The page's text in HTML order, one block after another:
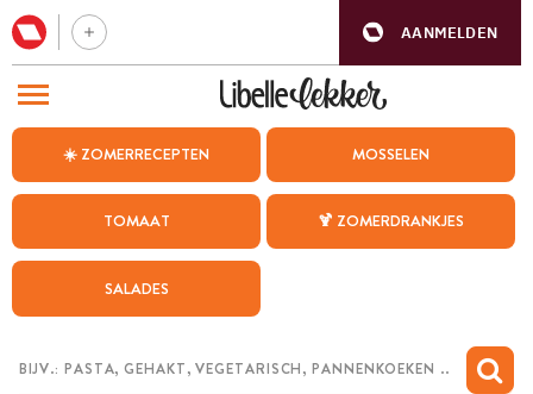
AANMELDEN
☀️ ZOMERRECEPTEN MOSSELEN
TOMAAT 🍹 ZOMERDRANKJES
SALADES
BEZOEK ONZE ANDERE WEBSITES
WEEKMENU
CHAT MET MAIA